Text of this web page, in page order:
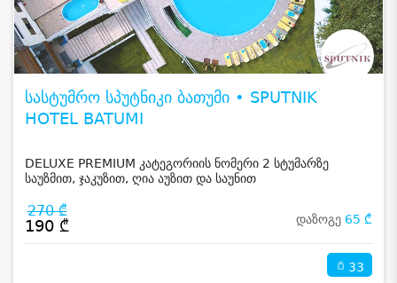
სასტუმრო სპუტნიკი ბათუმი • SPUTNIK
HOTEL BATUMI
DELUXE PREMIUM კატეგორიის ნომერი 2 სტუმარზე
საუზმით, ჯაკუზით, ღია აუზით და საუნით
270 ₾
190 ₾ დაზოგე 65 ₾
33